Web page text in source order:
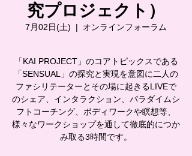
究プロジェクト）
7月02日(土)
  |
オンラインフォーラム
「KAI PROJECT」のコアトピックスである
「SENSUAL」の探究と実現を意図に二人の
ファシリテーターとその場に起きるLIVEで
のシェア、インタラクション、パラダイムシ
フトコーチング、ボディワークや瞑想等、
様々なワークショップを通して徹底的につか
み取る3時間です。